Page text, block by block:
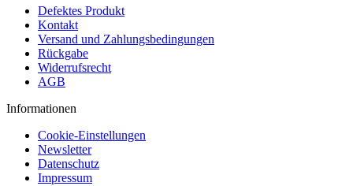
Defektes Produkt
Kontakt
Versand und Zahlungsbedingungen
Rückgabe
Widerrufsrecht
AGB
Informationen
Cookie-Einstellungen
Newsletter
Datenschutz
Impressum